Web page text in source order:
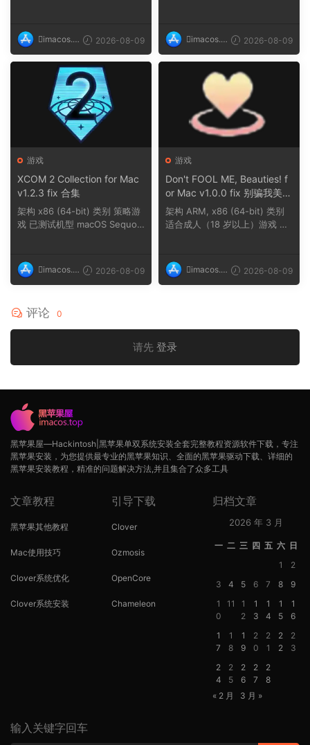
imacos.t
op
2026-08-09
imacos.t
op
2026-08-09
游戏
XCOM 2 Collection for Mac
v1.2.3 fix 合集
架构 x86 (64-bit) 类别 策略游
戏 已测试机型 macOS Sequoi
imacos.t
op
2026-08-09
游戏
Don't FOOL ME, Beauties! f
or Mac v1.0.0 fix 别骗我美女
们
架构 ARM, x86 (64-bit) 类别
适合成人（18 岁以上）游戏 已
imacos.t
op
2026-08-09
评论 0
请先 登录
黑苹果屋—Hackintosh|黑苹果单双系统安装全套完整教程资源软件下载，专注
黑苹果安装，为您提供最专业的黑苹果知识、全面的黑苹果驱动下载、详细的
黑苹果安装教程，精准的问题解决方法,并且集合了众多工具
文章教程
黑苹果其他教程
Mac使用技巧
Clover系统优化
Clover系统安装
引导下载
Clover
Ozmosis
OpenCore
Chameleon
归档文章
2026 年 3 月
一 二 三 四 五 六 日
1
2
3
4 5 6 7 8
9
1
0
11
1
2
1
3
1
4
1
5
1
6
1
7
1
8
1
9
2
0
2
1
2
2
2
3
2
4
2
5
2
6
2
7
2
8
« 2 月
3 月 »
输入关键字回车